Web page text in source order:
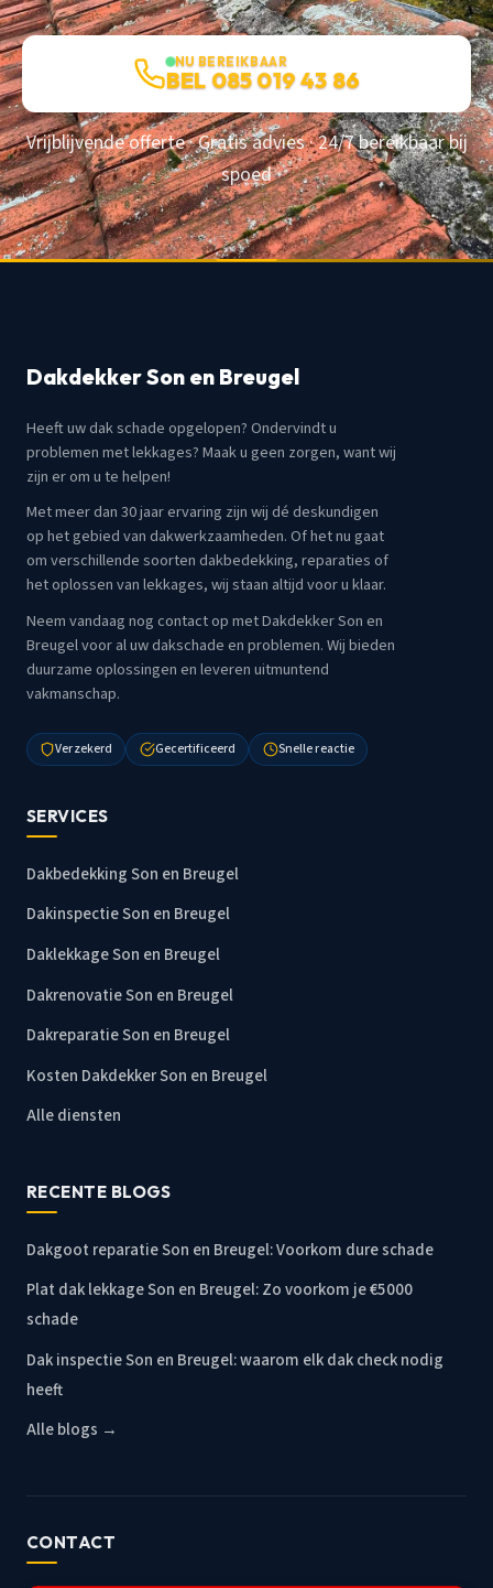
NU BEREIKBAAR
BEL 085 019 43 86
Vrijblijvende offerte · Gratis advies · 24/7 bereikbaar bij
spoed
Dakdekker Son en Breugel
Heeft uw dak schade opgelopen? Ondervindt u
problemen met lekkages? Maak u geen zorgen, want wij
zijn er om u te helpen!
Met meer dan 30 jaar ervaring zijn wij dé deskundigen
op het gebied van dakwerkzaamheden. Of het nu gaat
om verschillende soorten dakbedekking, reparaties of
het oplossen van lekkages, wij staan altijd voor u klaar.
Neem vandaag nog contact op met Dakdekker Son en
Breugel voor al uw dakschade en problemen. Wij bieden
duurzame oplossingen en leveren uitmuntend
vakmanschap.
Verzekerd Gecertificeerd Snelle reactie
SERVICES
Dakbedekking Son en Breugel
Dakinspectie Son en Breugel
Daklekkage Son en Breugel
Dakrenovatie Son en Breugel
Dakreparatie Son en Breugel
Kosten Dakdekker Son en Breugel
Alle diensten
RECENTE BLOGS
Dakgoot reparatie Son en Breugel: Voorkom dure schade
Plat dak lekkage Son en Breugel: Zo voorkom je €5000
schade
Dak inspectie Son en Breugel: waarom elk dak check nodig
heeft
Alle blogs →
CONTACT